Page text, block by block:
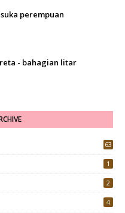
perempuan
- bahagian litar
63
1
2
4